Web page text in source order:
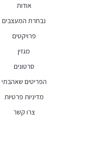
אודות
נבחרת המעצבים
פרויקטים
מגזין
סרטונים
הפריטים שאהבתי
מדיניות פרטיות
צרו קשר